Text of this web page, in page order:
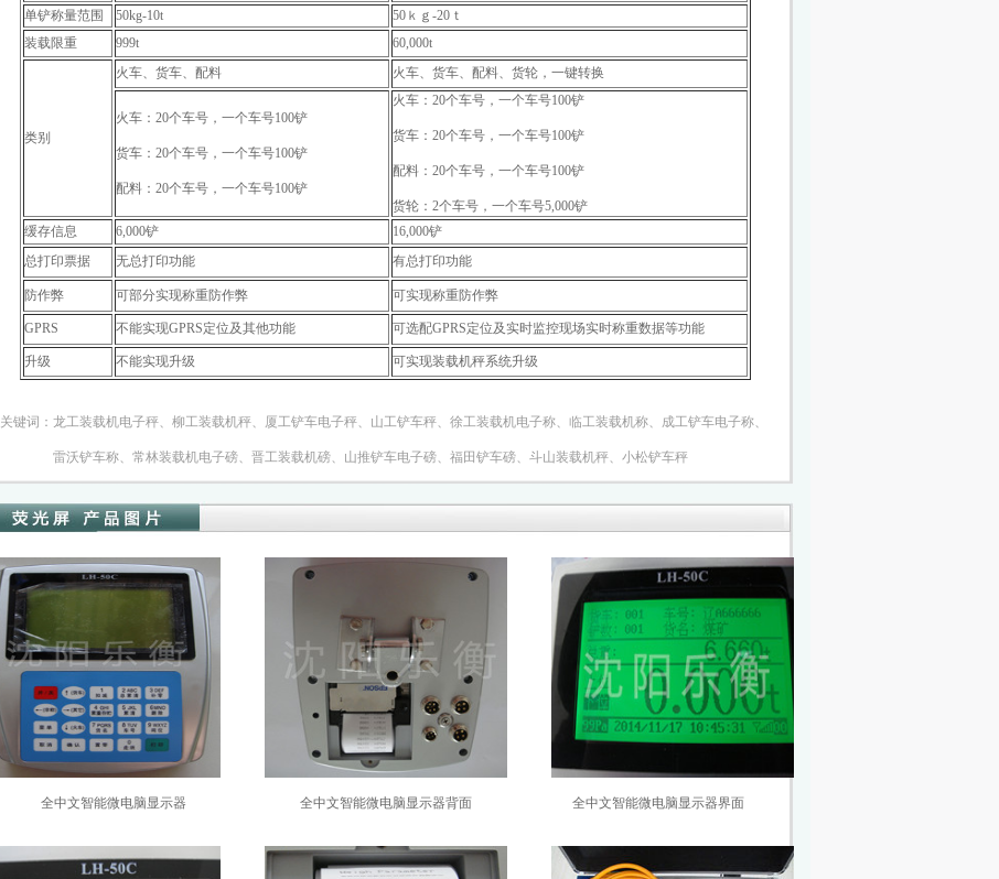
单铲称量范围
50kg-10t
50ｋｇ-20ｔ
装载限重
999t 60,000t
类别
火车、货车、配料 火车、货车、配料、货轮，一键转换
火车：20个车号，一个车号100铲
货车：20个车号，一个车号100铲
配料：20个车号，一个车号100铲
火车：20个车号，一个车号100铲
货车：20个车号，一个车号100铲
配料：20个车号，一个车号100铲
货轮：2个车号，一个车号5,000铲
缓存信息
6,000铲
16,000铲
总打印票据
无总打印功能 有总打印功能
防作弊 可部分实现称重防作弊 可实现称重防作弊
GPRS 不能实现GPRS定位及其他功能 可选配GPRS定位及实时监控现场实时称重数据等功能
升级 不能实现升级 可实现装载机秤系统升级
关键词：龙工装载机电子秤、柳工装载机秤、厦工铲车电子秤、山工铲车秤、徐工装载机电子称、临工装载机称、成工铲车电子称、
雷沃铲车称、常林装载机电子磅、晋工装载机磅、山推铲车电子磅、福田铲车磅、斗山装载机秤、小松铲车秤
全中文智能微电脑显示器 全中文智能微电脑显示器背面 全中文智能微电脑显示器界面